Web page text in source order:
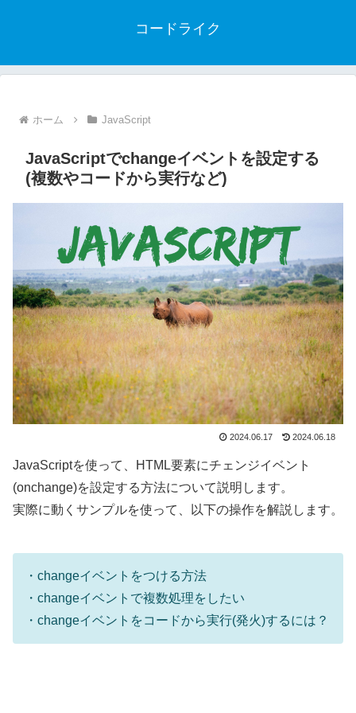
コードライク
ホーム JavaScript
JavaScriptでchangeイベントを設定する
(複数やコードから実行など)
2024.06.17 2024.06.18
JavaScriptを使って、HTML要素にチェンジイベント
(onchange)を設定する方法について説明します。
実際に動くサンプルを使って、以下の操作を解説します。
・changeイベントをつける方法
・changeイベントで複数処理をしたい
・changeイベントをコードから実行(発火)するには？